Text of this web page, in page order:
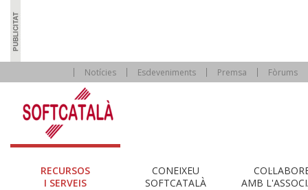
Notícies Esdeveniments Premsa Fòrums
RECURSOS
I SERVEIS
CONEIXEU
SOFTCATALÀ
AMB